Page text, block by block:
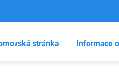
stránka Informace